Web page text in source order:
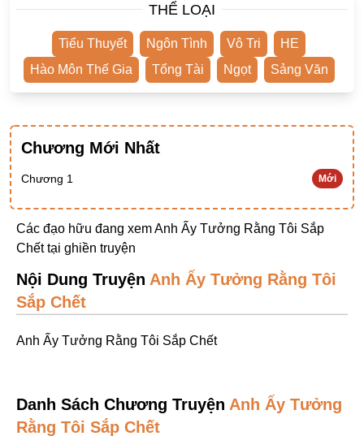
Showbiz
Ngược Nữ
Khác
Niên Đại
Trinh Thám
Thức Tỉnh Nhân Vật
SE
THỂ LOẠI
Tiểu Thuyết Ngôn Tình Vô Tri
HE
Hào Môn Thế Gia
Tổng Tài Ngọt Sảng Văn
Chương Mới Nhất
Chương 1 Mới
Các đạo hữu đang xem Anh Ấy Tưởng Rằng Tôi Sắp
Chết tại ghiền truyện
Nội Dung Truyện Anh Ấy Tưởng Rằng Tôi
Sắp Chết
Anh Ấy Tưởng Rằng Tôi Sắp Chết
Danh Sách Chương Truyện Anh Ấy Tưởng
Rằng Tôi Sắp Chết